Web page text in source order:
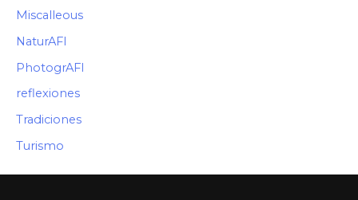
Miscalleous
NaturAFI
PhotogrAFI
reflexiones
Tradiciones
Turismo